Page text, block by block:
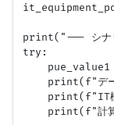
print("--- シナリ
try:
pue_value1
print(f"デ
print(f"IT
print(f"計